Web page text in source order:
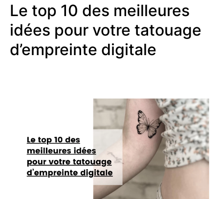
Le top 10 des meilleures
idées pour votre tatouage
d’empreinte digitale